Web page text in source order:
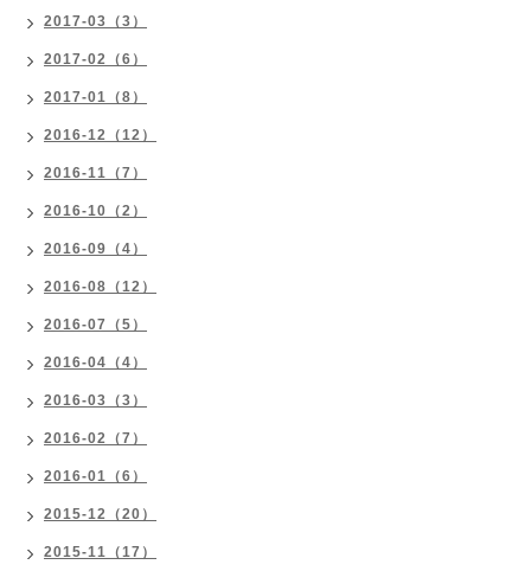
2017-03（3）
2017-02（6）
2017-01（8）
2016-12（12）
2016-11（7）
2016-10（2）
2016-09（4）
2016-08（12）
2016-07（5）
2016-04（4）
2016-03（3）
2016-02（7）
2016-01（6）
2015-12（20）
2015-11（17）